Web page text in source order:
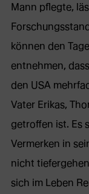
Mann pflegte,
können den
entnehmen,
den USA
Vater Erikas,
getroffen ist. Es
Vermerken in
nicht
sich im Leben